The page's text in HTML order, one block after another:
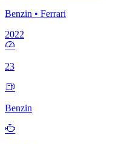
Benzin • Ferrari
2022
23
Benzin